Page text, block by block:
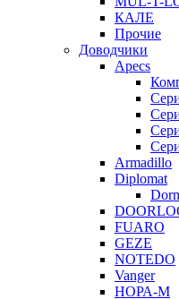
КАЛЕ
Прочие
Доводчики
Apecs
Armadillo
Diplomat
FUARO
GEZE
NOTEDO
Vanger
НОРА-М